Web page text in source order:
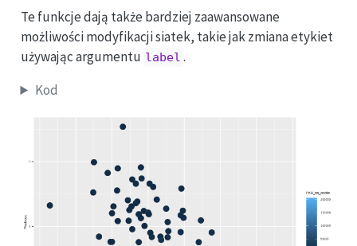
Te funkcje dają także bardziej zaawansowane
możliwości modyfikacji siatek, takie jak zmiana etykiet
używając argumentu label .
Kod